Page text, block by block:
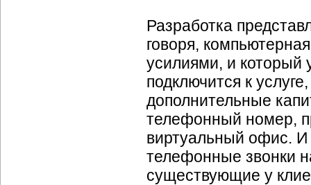
Разработка
говоря,
усилиями, и который
подключится к
дополнительные
телефонный номер,
виртуальный офис. И
телефонные звонки
существующие у